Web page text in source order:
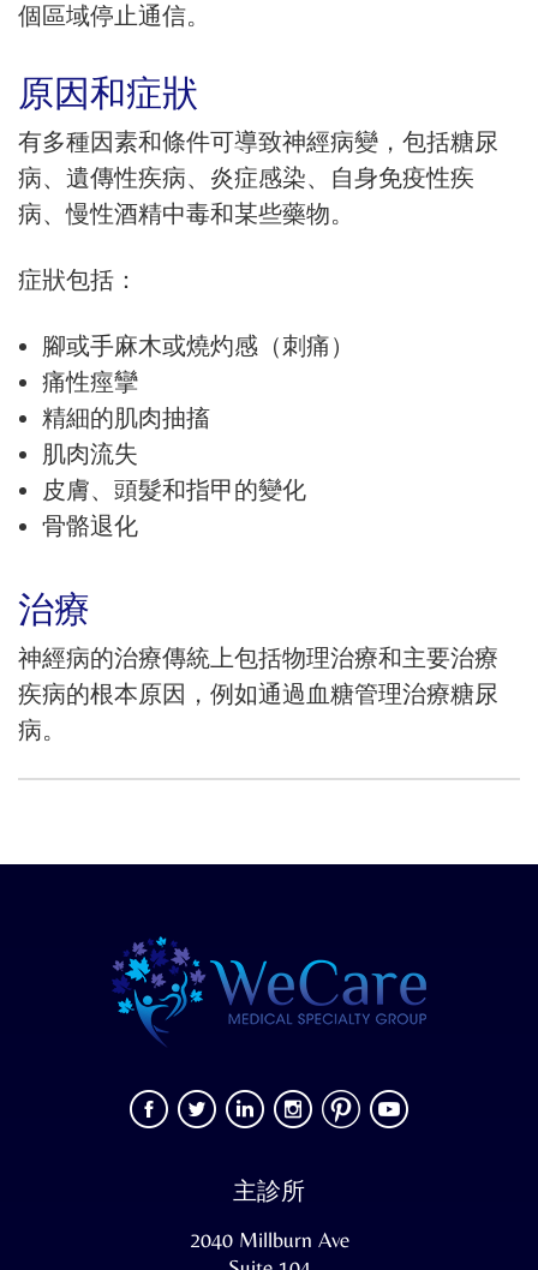
個區域停止通信。
原因和症狀
有多種因素和條件可導致神經病變，包括糖尿
病、遺傳性疾病、炎症感染、自身免疫性疾
病、慢性酒精中毒和某些藥物。
症狀包括：
腳或手麻木或燒灼感（刺痛）
痛性痙攣
精細的肌肉抽搐
肌肉流失
皮膚、頭髮和指甲的變化
骨骼退化
治療
神經病的治療傳統上包括物理治療和主要治療
疾病的根本原因，例如通過血糖管理治療糖尿
病。
主診所
2040 Millburn Ave